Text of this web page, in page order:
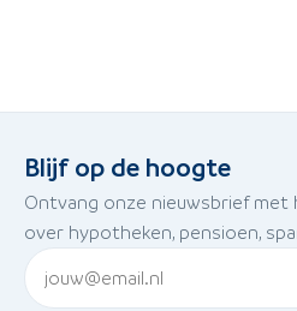
Blijf op de hoogte
Ontvang onze nieuwsbrief met
over hypotheken, pensioen,